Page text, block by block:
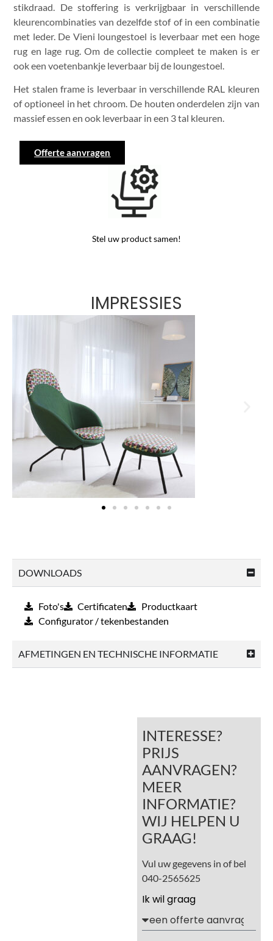
stikdraad. De stoffering is verkrijgbaar in verschillende
kleurencombinaties van dezelfde stof of in een combinatie
met leder. De Vieni loungestoel is leverbaar met een hoge
rug en lage rug. Om de collectie compleet te maken is er
ook een voetenbankje leverbaar bij de loungestoel.
Het stalen frame is leverbaar in verschillende RAL kleuren
of optioneel in het chroom. De houten onderdelen zijn van
massief essen en ook leverbaar in een 3 tal kleuren.
Offerte aanvragen
Stel uw product samen!
IMPRESSIES
DOWNLOADS
Foto's Certificaten
Productkaart
Configurator / tekenbestanden
AFMETINGEN EN TECHNISCHE INFORMATIE
INTERESSE?
PRIJS
AANVRAGEN?
MEER
INFORMATIE?
WIJ HELPEN U
GRAAG!
Vul uw gegevens in of bel
040-2565625
Ik wil graag